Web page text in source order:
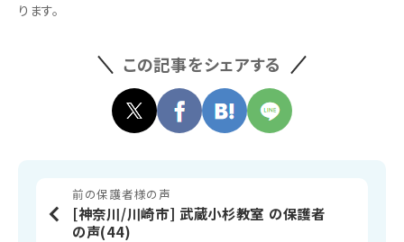
ります。
この記事をシェアする
前の保護者様の声
[神奈川/川崎市] 武蔵小杉教室 の保護者
の声(44)